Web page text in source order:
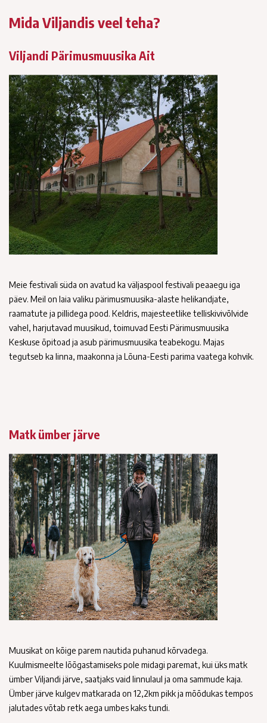
Mida Viljandis veel teha?
Viljandi Pärimusmuusika Ait
Meie festivali süda on avatud ka väljaspool festivali peaaegu iga
päev. Meil on laia valiku pärimusmuusika-alaste helikandjate,
raamatute ja pillidega pood. Keldris, majesteetlike telliskivivõlvide
vahel, harjutavad muusikud, toimuvad Eesti Pärimusmuusika
Keskuse õpitoad ja asub pärimusmuusika teabekogu. Majas
tegutseb ka linna, maakonna ja Lõuna-Eesti parima vaatega kohvik.
Matk ümber järve
Muusikat on kõige parem nautida puhanud kõrvadega.
Kuulmismeelte lõõgastamiseks pole midagi paremat, kui üks matk
ümber Viljandi järve, saatjaks vaid linnulaul ja oma sammude kaja.
Ümber järve kulgev matkarada on 12,2km pikk ja mõõdukas tempos
jalutades võtab retk aega umbes kaks tundi.